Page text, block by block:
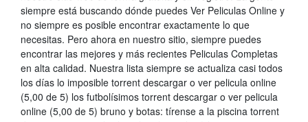
siempre está buscando dónde puedes Ver Peliculas Online y
no siempre es posible encontrar exactamente lo que
necesitas. Pero ahora en nuestro sitio, siempre puedes
encontrar las mejores y más recientes Peliculas Completas
en alta calidad. Nuestra lista siempre se actualiza casi todos
los días lo imposible torrent descargar o ver pelicula online
(5,00 de 5) los futbolísimos torrent descargar o ver pelicula
online (5,00 de 5) bruno y botas: tírense a la piscina torrent